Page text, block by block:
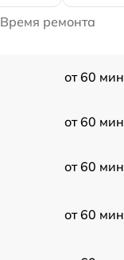
Время ремонта
от 60 мин
от 60 мин
от 60 мин
от 60 мин